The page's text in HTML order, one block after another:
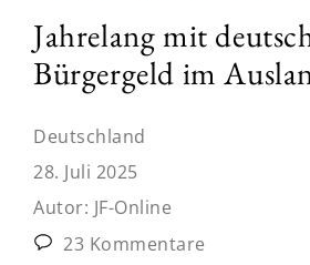
Jahrelang mit
Bürgergeld im
Deutschland
28. Juli 2025
Autor: JF-Online
23 Kommentare